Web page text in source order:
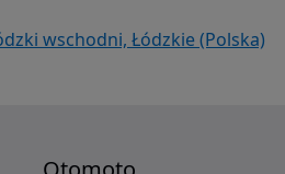
wschodni, Łódzkie (Polska)